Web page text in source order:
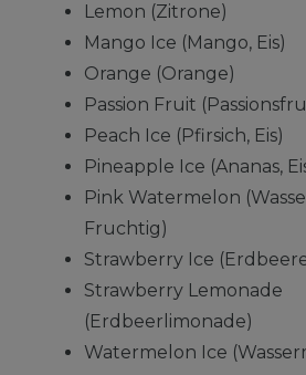
Lemon (Zitrone)
Mango Ice (Mango, Eis)
Orange (Orange)
Passion Fruit
Peach Ice (Pfirsich, Eis)
Pineapple Ice (Ananas,
Pink Watermelon
Fruchtig)
Strawberry Ice
Strawberry Lemonade
(Erdbeerlimonade)
Watermelon Ice